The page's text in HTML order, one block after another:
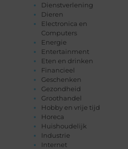
Dienstverlening
Dieren
Electronica en
Computers
Energie
Entertainment
Eten en drinken
Financieel
Geschenken
Gezondheid
Groothandel
Hobby en vrije tijd
Horeca
Huishoudelijk
Industrie
Internet